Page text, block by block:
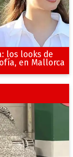
los looks de
en Mallorca